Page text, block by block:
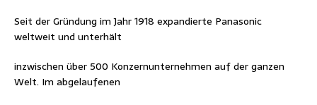
Seit der Gründung im Jahr 1918 expandierte Panasonic
weltweit und unterhält
inzwischen über 500 Konzernunternehmen auf der ganzen
Welt. Im abgelaufenen